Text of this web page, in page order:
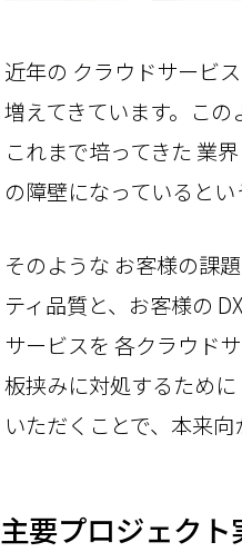
近年の クラウドサービ
増えてきています。この
これまで培ってきた 業
の障壁になっているとい
そのような お客様の課
ティ品質と、お客様の
サービスを 各クラウド
板挟みに対処するため
いただくことで、本来
主要プロジェクト